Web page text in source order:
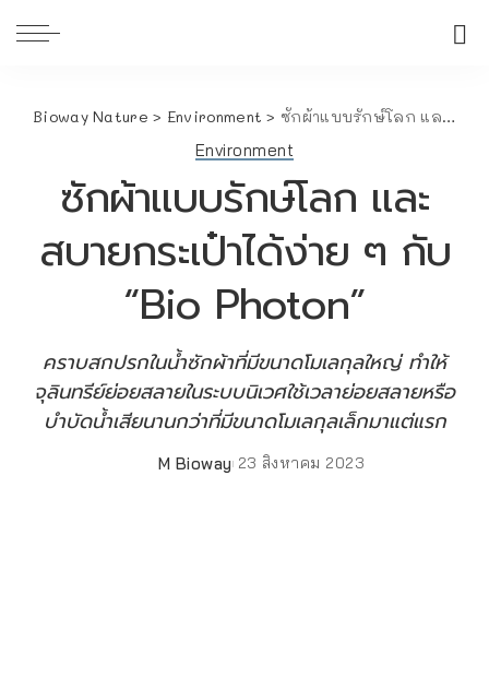
Bioway Nature > Environment > ซักผ้าแบบรักษ์โลก และสบายกระเป๋าได้ง่าย ๆ กับ “Bio Photon”
Environment
ซักผ้าแบบรักษ์โลก และ
สบายกระเป๋าได้ง่าย ๆ กับ
“Bio Photon”
คราบสกปรกในน้ำซักผ้าที่มีขนาดโมเลกุลใหญ่ ทำให้
จุลินทรีย์ย่อยสลายในระบบนิเวศใช้เวลาย่อยสลายหรือ
บำบัดน้ำเสียนานกว่าที่มีขนาดโมเลกุลเล็กมาแต่แรก
Posted
M Bioway 23 สิงหาคม 2023